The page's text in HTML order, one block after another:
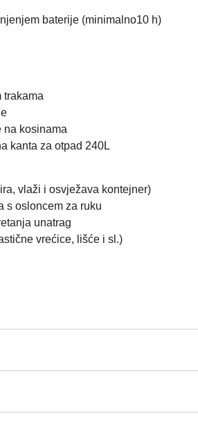
baterije (minimalno10 h)
trakama
na kosinama
kanta za otpad 240L
vlaži i osvježava kontejner)
s osloncem za ruku
unatrag
vrećice, lišće i sl.)